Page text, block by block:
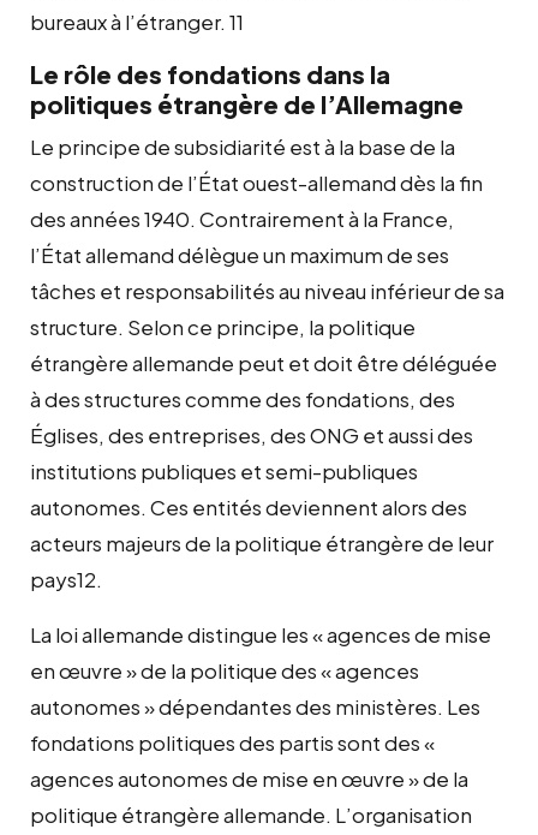
bureaux à l’étranger. 11
Le rôle des fondations dans la
politiques étrangère de l’Allemagne
Le principe de subsidiarité est à la base de la
construction de l’État ouest-allemand dès la fin
des années 1940. Contrairement à la France,
l’État allemand délègue un maximum de ses
tâches et responsabilités au niveau inférieur de sa
structure. Selon ce principe, la politique
étrangère allemande peut et doit être déléguée
à des structures comme des fondations, des
Églises, des entreprises, des ONG et aussi des
institutions publiques et semi-publiques
autonomes. Ces entités deviennent alors des
acteurs majeurs de la politique étrangère de leur
pays12.
La loi allemande distingue les « agences de mise
en œuvre » de la politique des « agences
autonomes » dépendantes des ministères. Les
fondations politiques des partis sont des «
agences autonomes de mise en œuvre » de la
politique étrangère allemande. L’organisation